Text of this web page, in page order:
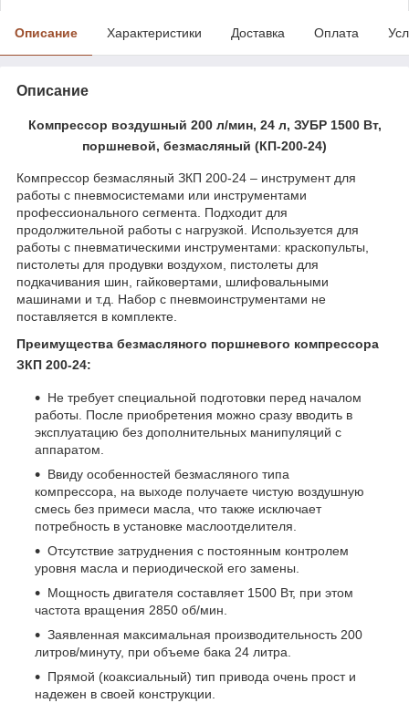
Описание Характеристики Доставка Оплата
Описание
Компрессор воздушный 200 л/мин, 24 л, ЗУБР 1500 Вт,
поршневой, безмасляный (КП-200-24)
Компрессор безмасляный ЗКП 200-24 – инструмент для
работы с пневмосистемами или инструментами
профессионального сегмента. Подходит для
продолжительной работы с нагрузкой. Используется для
работы с пневматическими инструментами: краскопульты,
пистолеты для продувки воздухом, пистолеты для
подкачивания шин, гайковертами, шлифовальными
машинами и т.д. Набор с пневмоинструментами не
поставляется в комплекте.
Преимущества безмасляного поршневого компрессора
ЗКП 200-24:
Не требует специальной подготовки перед началом
работы. После приобретения можно сразу вводить в
эксплуатацию без дополнительных манипуляций с
аппаратом.
Ввиду особенностей безмасляного типа
компрессора, на выходе получаете чистую воздушную
смесь без примеси масла, что также исключает
потребность в установке маслоотделителя.
Отсутствие затруднения с постоянным контролем
уровня масла и периодической его замены.
Мощность двигателя составляет 1500 Вт, при этом
частота вращения 2850 об/мин.
Заявленная максимальная производительность 200
литров/минуту, при объеме бака 24 литра.
Прямой (коаксиальный) тип привода очень прост и
надежен в своей конструкции.